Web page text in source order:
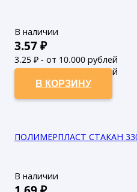
В наличии
3.57₽
3.25 ₽ - от 10.000 рублей
2.95₽ - от 50.000 рублей
В КОРЗИНУ
ПОЛИМЕРПЛАСТ СТАКАН
В наличии